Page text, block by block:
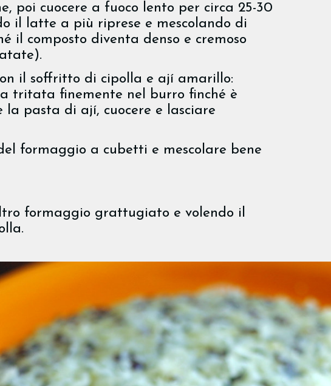
poi cuocere a fuoco lento per circa 25-30
il latte a più riprese e mescolando di
il composto diventa denso e cremoso
il soffritto di cipolla e ají amarillo:
tritata finemente nel burro finché è
la pasta di ají, cuocere e lasciare
formaggio a cubetti e mescolare bene
formaggio grattugiato e volendo il